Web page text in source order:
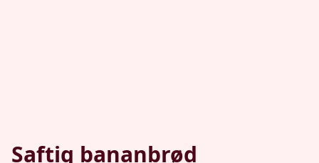
Saftig bananbrød